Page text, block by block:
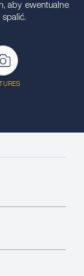
aby ewentualne
spalić.